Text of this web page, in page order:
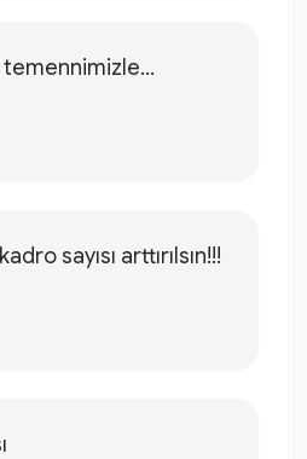
sayısı arttırılsın!!!